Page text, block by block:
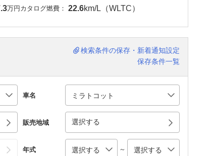
万円カタログ燃費： 22.6km/L（WLTC）
検索条件の保存・新着通知設定
保存条件一覧
車名
販売地域 選択する
年式 ～